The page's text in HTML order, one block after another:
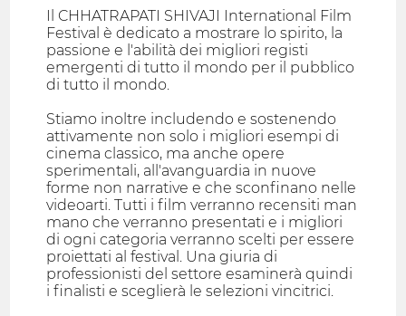
Il CHHATRAPATI SHIVAJI International Film
Festival è dedicato a mostrare lo spirito, la
passione e l'abilità dei migliori registi
emergenti di tutto il mondo per il pubblico
di tutto il mondo.
Stiamo inoltre includendo e sostenendo
attivamente non solo i migliori esempi di
cinema classico, ma anche opere
sperimentali, all'avanguardia in nuove
forme non narrative e che sconfinano nelle
videoarti. Tutti i film verranno recensiti man
mano che verranno presentati e i migliori
di ogni categoria verranno scelti per essere
proiettati al festival. Una giuria di
professionisti del settore esaminerà quindi
i finalisti e sceglierà le selezioni vincitrici.